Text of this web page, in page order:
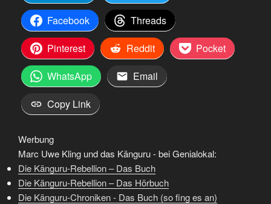
Facebook
Threads
Pinterest
Reddit
Pocket
WhatsApp
Email
Copy Link
Werbung
Marc Uwe Kling und das Känguru - bei Genialokal:
Die Känguru-Rebellion – Das Buch
Die Känguru-Rebellion – Das Hörbuch
Die Känguru-Chroniken - Das Buch (so fing es an)